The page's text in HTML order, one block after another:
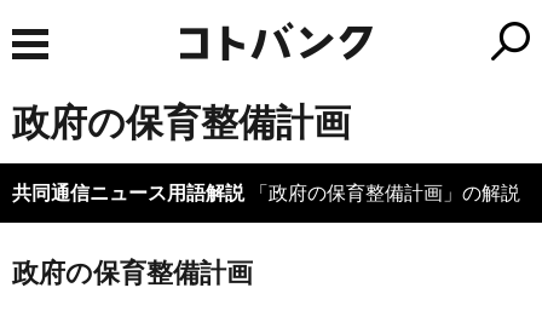
政府の保育整備計画
共同通信ニュース用語解説「政府の保育整備計画」の解説
政府の保育整備計画